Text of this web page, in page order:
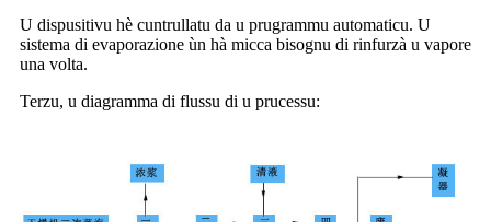
U dispusitivu hè cuntrullatu da u prugrammu automaticu. U
sistema di evaporazione ùn hà micca bisognu di rinfurzà u vapore
una volta.
Terzu, u diagramma di flussu di u prucessu: